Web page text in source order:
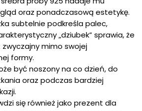
oraz ponadczasową estetykę.
subtelnie podkreśla palec,
„dziubek” sprawia, że
mimo swojej
formy.
być noszony na co dzień, do
oraz podczas bardziej
się również jako prezent dla